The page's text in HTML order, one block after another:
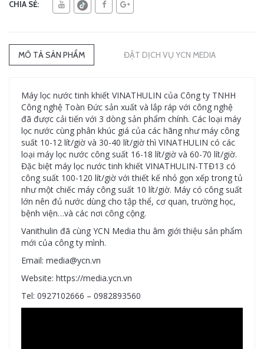
CHIA SẺ:
MÔ TẢ SẢN PHẨM ĐẶT DỊCH VỤ YCN MEDIA
Máy lọc nước tinh khiết VINATHULIN của Công ty TNHH
Công nghệ Toàn Đức sản xuất và lắp ráp với công nghệ
đã được cải tiến với 3 dòng sản phẩm chính. Các loại máy
lọc nước cùng phân khúc giá của các hãng như máy công
suất 10-12 lít/giờ và 30-40 lít/giờ thì VINATHULIN có các
loại máy lọc nước công suất 16-18 lít/giờ và 60-70 lít/giờ.
Đặc biệt máy lọc nước tinh khiết VINATHULIN-TTĐ13 có
công suất 100-120 lít/giờ với thiết kế nhỏ gọn xếp trong tủ
như một chiếc máy công suất 10 lít/giờ. Máy có công suất
lớn nên đủ nước dùng cho tập thể, cơ quan, trường học,
bệnh viện…và các nơi công cộng.
Vanithulin đã cùng YCN Media thu âm giới thiệu sản phẩm
mới của công ty mình.
Email: media@ycn.vn
Website: https://media.ycn.vn
Tel: 0927102666 – 0982893560